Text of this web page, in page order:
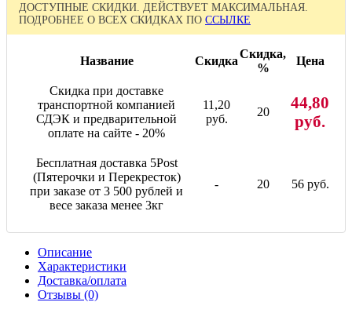
ДОСТУПНЫЕ СКИДКИ. ДЕЙСТВУЕТ МАКСИМАЛЬНАЯ.
ПОДРОБНЕЕ О ВСЕХ СКИДКАХ ПО ССЫЛКЕ
Название Скидка
Скидка,
%
Цена
Скидка при доставке
транспортной компанией
СДЭК и предварительной
оплате на сайте - 20%
11,20
руб.
20
44,80
руб.
Бесплатная доставка 5Post
(Пятерочки и Перекресток)
при заказе от 3 500 рублей и
весе заказа менее 3кг
- 20 56 руб.
Описание
Характеристики
Доставка/оплата
Отзывы (0)